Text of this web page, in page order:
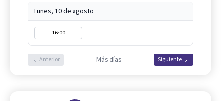
Lunes, 10 de agosto
16:00
Anterior Más días Siguiente